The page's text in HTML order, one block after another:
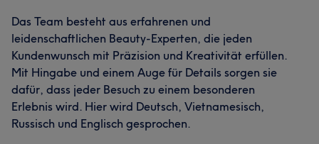
Das Team besteht aus erfahrenen und
leidenschaftlichen Beauty-Experten, die jeden
Kundenwunsch mit Präzision und Kreativität erfüllen.
Mit Hingabe und einem Auge für Details sorgen sie
dafür, dass jeder Besuch zu einem besonderen
Erlebnis wird. Hier wird Deutsch, Vietnamesisch,
Russisch und Englisch gesprochen.